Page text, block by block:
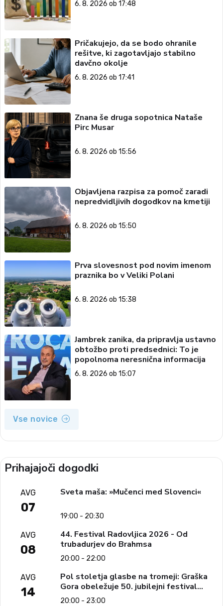
6. 8. 2026 ob 17:48
Pričakujejo, da se bodo ohranile
rešitve, ki zagotavljajo stabilno
davčno okolje
6. 8. 2026 ob 17:41
Znana še druga sopotnica Nataše
Pirc Musar
6. 8. 2026 ob 15:56
Objavljena razpisa za pomoč zaradi
nepredvidljivih dogodkov na kmetiji
6. 8. 2026 ob 15:50
Prva slovesnost pod novim imenom
praznika bo v Veliki Polani
6. 8. 2026 ob 15:38
Jambrek zanika, da pripravlja ustavno
obtožbo proti predsednici: To je
popolnoma neresnična informacija
6. 8. 2026 ob 15:07
Vse novice
Prihajajoči dogodki
AVG
07
Sveta maša: »Mučenci med Slovenci«
19:00 - 20:30
AVG
08
44. Festival Radovljica 2026 - Od
trubadurjev do Brahmsa
20:00 - 22:00
AVG
14
Pol stoletja glasbe na tromeji: Graška
Gora obeležuje 50. jubilejni festival
narodno-zabavne glasbe
20:00 - 23:00